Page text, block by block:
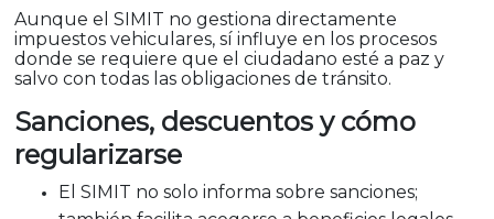
Aunque el SIMIT no gestiona directamente
impuestos vehiculares, sí influye en los procesos
donde se requiere que el ciudadano esté a paz y
salvo con todas las obligaciones de tránsito.
Sanciones, descuentos y cómo
regularizarse
El SIMIT no solo informa sobre sanciones;